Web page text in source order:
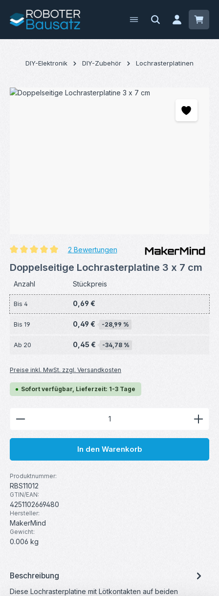
Zum Hauptinhalt springen
DIY-Elektronik DIY-Zubehör Lochrasterplatinen
Bildergalerie überspringen
2 Bewertungen
Doppelseitige Lochrasterplatine 3 x 7 cm
Anzahl Stückpreis
Bis 4 0,69 €
Bis 19 0,49 € -28,99 %
Ab 20 0,45 € -34,78 %
Preise inkl. MwSt. zzgl. Versandkosten
Sofort verfügbar, Lieferzeit: 1-3 Tage
Produkt Anzahl: Gib den gewünschten Wert ein
In den Warenkorb
Produktnummer:
RBS11012
GTIN/EAN:
4251102669480
Hersteller:
MakerMind
Gewicht:
0.006 kg
Beschreibung
Diese Lochrasterplatine mit Lötkontakten auf beiden